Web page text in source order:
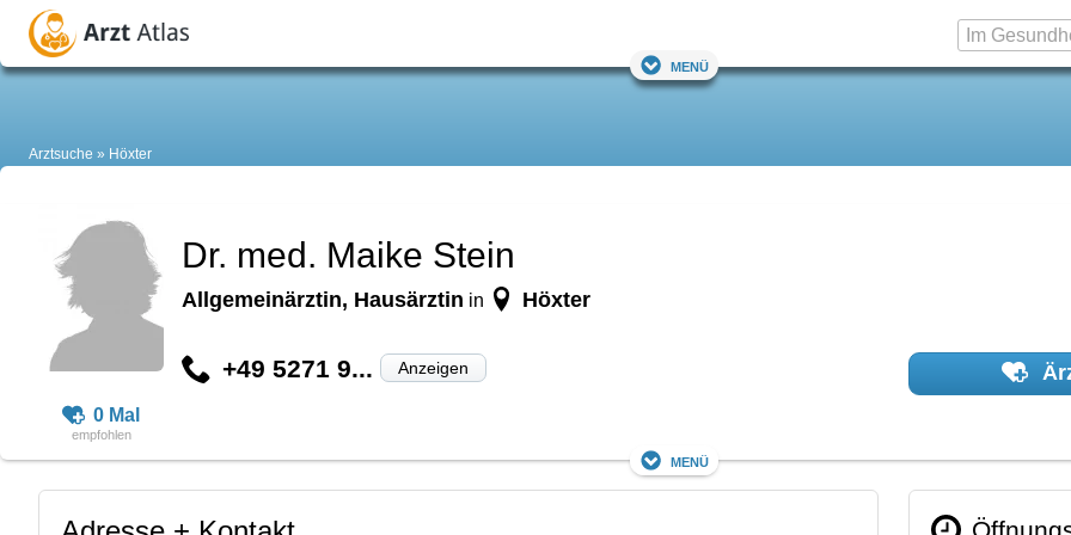
Menü
Arztsuche Höxter
0 Mal
Dr. med. Maike Stein
Allgemeinärztin, Hausärztin in Höxter
+49 5271 9... Anzeigen
Menü